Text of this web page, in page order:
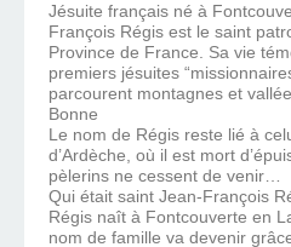
Jésuite français né à
François Régis est le saint
Province de France. Sa vie
premiers jésuites
parcourent montagnes et
Bonne
Le nom de Régis reste lié à
d’Ardèche, où il est mort
pèlerins ne cessent de venir…
Qui était saint Jean-François
Régis naît à Fontcouverte en
nom de famille va devenir